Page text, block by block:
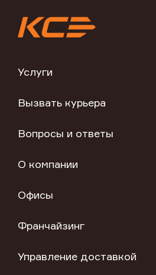
Услуги
Вызвать курьера
Вопросы и ответы
О компании
Офисы
Франчайзинг
Управление доставкой